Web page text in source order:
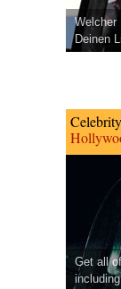
Welcher
Deinen
Get all